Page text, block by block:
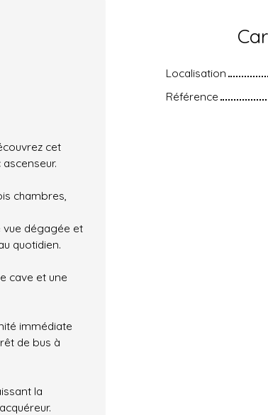
cet
chambres,
vue dégagée et
quotidien.
cave et une
immédiate
de bus à
la
Localisation
Référence